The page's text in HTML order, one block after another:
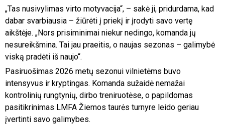
„Tas nusivylimas virto motyvacija“, – sakė ji, pridurdama, kad
dabar svarbiausia – žiūrėti į priekį ir įrodyti savo vertę
aikštėje. „Nors prisiminimai niekur nedingo, komanda jų
nesureikšmina. Tai jau praeitis, o naujas sezonas – galimybė
viską pradėti iš naujo“.
Pasiruošimas 2026 metų sezonui vilnietėms buvo
intensyvus ir kryptingas. Komanda sužaidė nemažai
kontrolinių rungtynių, dirbo treniruotėse, o papildomas
pasitikrinimas LMFA Žiemos taurės turnyre leido geriau
įvertinti savo galimybes.